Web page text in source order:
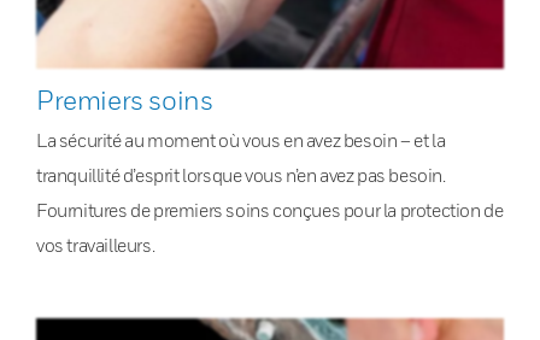
Premiers soins
La sécurité au moment où vous en avez besoin – et la
tranquillité d’esprit lorsque vous n’en avez pas besoin.
Fournitures de premiers soins conçues pour la protection de
vos travailleurs.